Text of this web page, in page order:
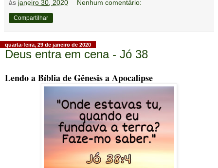
às janeiro 30, 2020 Nenhum comentário:
Compartilhar
quarta-feira, 29 de janeiro de 2020
Deus entra em cena - Jó 38
Lendo a Bíblia de Gênesis a Apocalipse